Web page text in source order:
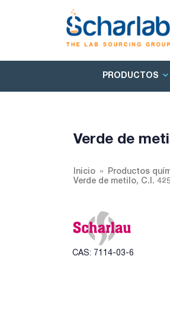
PRODUCTOS
Verde de
Inicio Productos
Verde de metilo, C.I.
CAS: 7114-03-6